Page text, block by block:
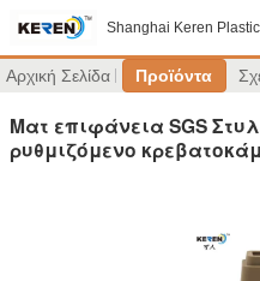
Shanghai Keren
Αρχική Σελίδα Προϊόντα
Ματ επιφάνεια SGS
ρυθμιζόμενο